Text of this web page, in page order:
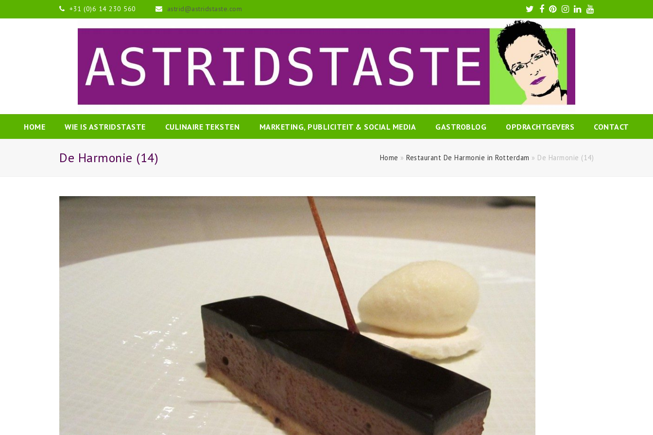
+31 (0)6 14 230 560 astrid@astridstaste.com Twitter
Facebook
Pinterest
Instagram
LinkedIn
Youtube
HOME WIE IS ASTRIDSTASTE CULINAIRE TEKSTEN MARKETING, PUBLICITEIT & SOCIAL MEDIA GASTROBLOG OPDRACHTGEVERS CONTACT
De Harmonie (14) Home » Restaurant De Harmonie in Rotterdam » De Harmonie (14)